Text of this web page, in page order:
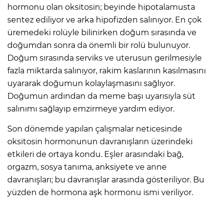
hormonu olan oksitosin; beyinde hipotalamusta
sentez ediliyor ve arka hipofizden salınıyor. En çok
üremedeki rolüyle bilinirken doğum sırasında ve
doğumdan sonra da önemli bir rolü bulunuyor.
Doğum sırasında serviks ve uterusun gerilmesiyle
fazla miktarda salınıyor, rakim kaslarının kasılmasını
uyararak doğumun kolaylaşmasını sağlıyor.
Doğumun ardından da meme başı uyarısıyla süt
salınımı sağlayıp emzirmeye yardım ediyor.
Son dönemde yapılan çalışmalar neticesinde
oksitosin hormonunun davranışların üzerindeki
etkileri de ortaya kondu. Eşler arasındaki bağ,
orgazm, sosya tanıma, anksiyete ve anne
davranışları; bu davranışlar arasında gösteriliyor. Bu
yüzden de hormona aşk hormonu ismi veriliyor.